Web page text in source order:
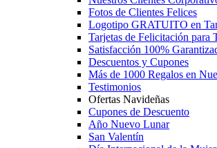
Fotos de Clientes Felices
Logotipo GRATUITO en
Tarjetas de Felicitación para
Satisfacción 100%
Descuentos y Cupones
Más de 1000 Regalos en
Testimonios
Ofertas Navideñas
Cupones de Descuento
Año Nuevo Lunar
San Valentín